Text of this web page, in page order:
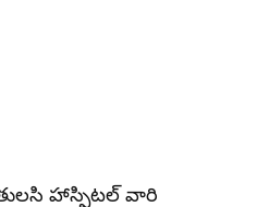
తులసి హాస్పిటల్ వారి